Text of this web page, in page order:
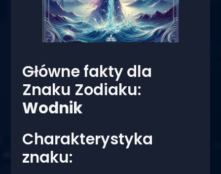
Główne fakty dla
Znaku Zodiaku:
Wodnik
Charakterystyka
znaku: